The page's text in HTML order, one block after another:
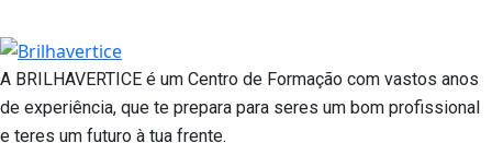
A BRILHAVERTICE é um Centro de Formação com vastos anos
de experiência, que te prepara para seres um bom profissional
e teres um futuro à tua frente.